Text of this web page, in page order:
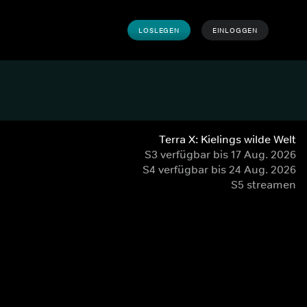
LOSLEGEN EINLOGGEN
Terra X: Kielings wilde Welt
S3 verfügbar bis 17 Aug. 2026
S4 verfügbar bis 24 Aug. 2026
S5 streamen